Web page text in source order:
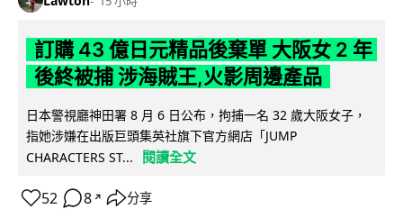
訂購 43 億日元精品後棄單 大阪女 2 年
後終被捕 涉海賊王,火影周邊產品
日本警視廳神田署 8 月 6 日公布，拘捕一名 32 歲大阪女子，
指她涉嫌在出版巨頭集英社旗下官方網店「JUMP
CHARACTERS ST...
閱讀全文
52 8 ↗ 分享